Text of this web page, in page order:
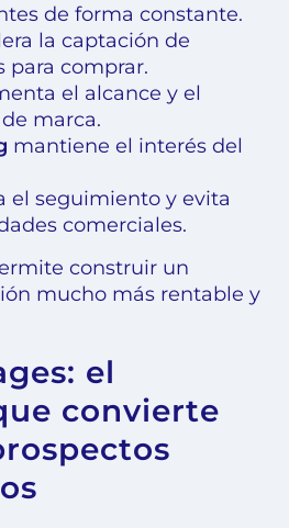
de forma constante.
la captación de
para comprar.
el alcance y el
marca.
mantiene el interés del
el seguimiento y evita
comerciales.
construir un
mucho más rentable y
el
convierte